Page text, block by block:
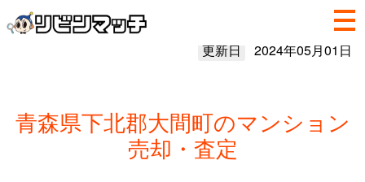
更新日 2024年05月01日
青森県下北郡大間町のマンション
売却・査定